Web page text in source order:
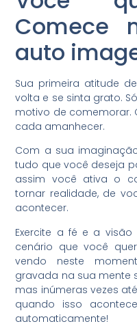
Comece
auto
Sua primeira atitude
volta e se sinta grato.
motivo de comemorar.
cada amanhecer.
Com a sua
tudo que você deseja
assim você ativa o
tornar realidade, de
acontecer.
Exercite a fé e a
cenário que você
vendo neste
gravada na sua mente
mas inúmeras vezes
quando isso
automaticamente!